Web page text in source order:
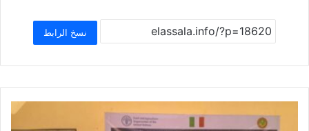
c
e
b
o
o
k
st
o
d
o
n
ai
l
at
s
A
p
p
ar
e
نسخ الرابط